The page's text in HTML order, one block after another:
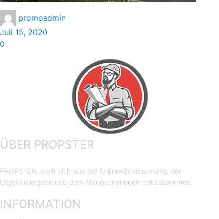
promoadmin
Juli 15, 2020
0
ÜBER PROPSTER
PROPSTER, stellt sich aus der Online-Bemusterung, der
Objektübergabe und dem Mängelmanagement zusammen.
INFORMATION